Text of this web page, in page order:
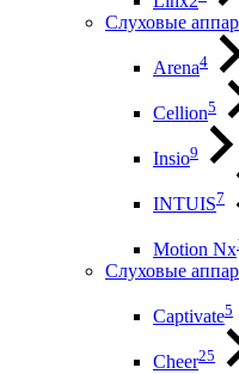
Слуховые
Arena4
Cellion5
Insio9
INTUIS7
Motion Nx
Слуховые
Captivate5
Cheer25